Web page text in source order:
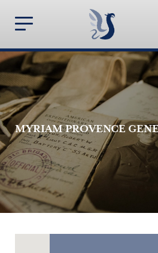
MYRIAM PROVENCE